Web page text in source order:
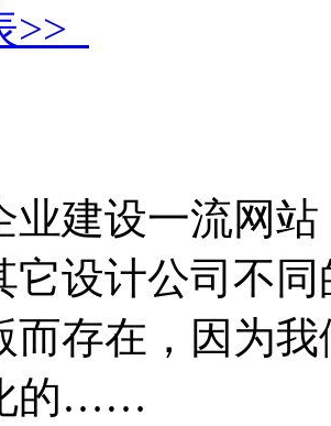
>>
业建设一流网站
它设计公司不
而存在，因为
的……